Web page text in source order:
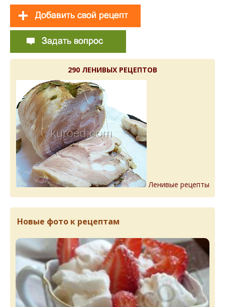
290 ЛЕНИВЫХ РЕЦЕПТОВ
Ленивые рецепты
Новые фото к рецептам